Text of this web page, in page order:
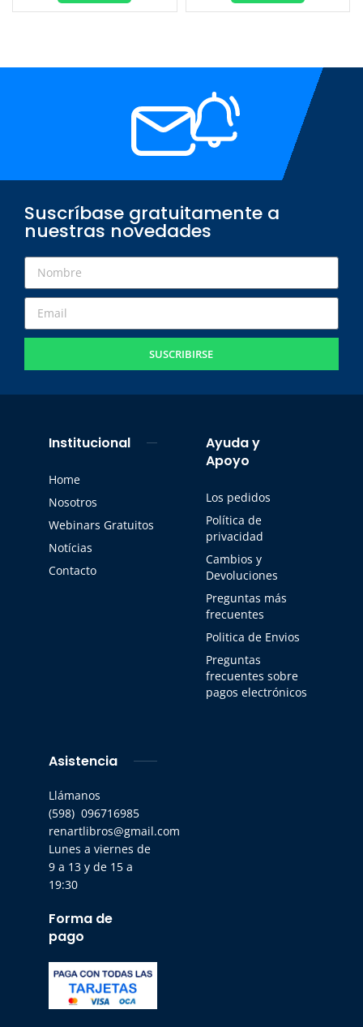
Suscríbase gratuitamente a
nuestras novedades
SUSCRIBIRSE
Institucional
Home
Nosotros
Webinars Gratuitos
Notícias
Contacto
Ayuda y
Apoyo
Los pedidos
Política de
privacidad
Cambios y
Devoluciones
Preguntas más
frecuentes
Politica de Envios
Preguntas
frecuentes sobre
pagos electrónicos
Asistencia
Llámanos
(598) 096716985
renartlibros@gmail.com
Lunes a viernes de
9 a 13 y de 15 a
19:30
Forma de
pago